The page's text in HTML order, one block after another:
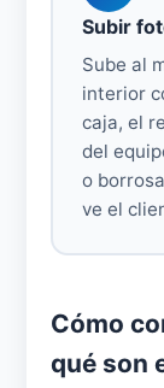
Subir
Sube al
interior
caja, el
del
o
ve el
Cómo
qué son